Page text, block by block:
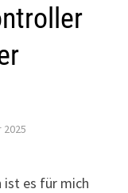
ist es für mich